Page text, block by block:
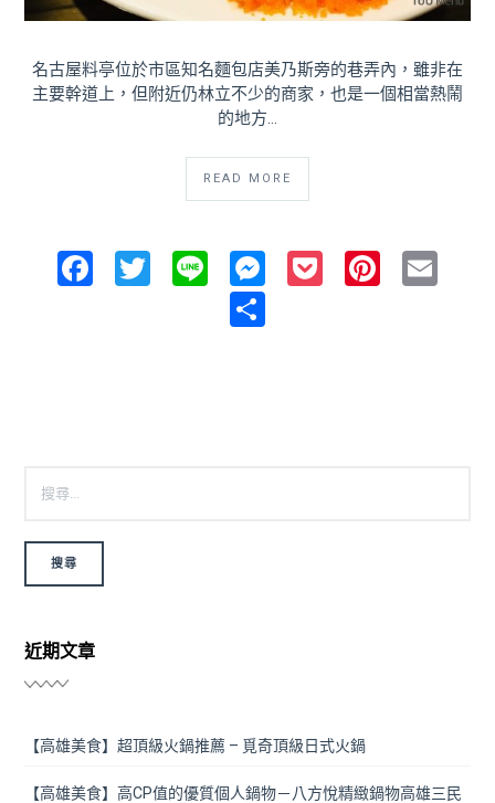
名古屋料亭位於市區知名麵包店美乃斯旁的巷弄內，雖非在
主要幹道上，但附近仍林立不少的商家，也是一個相當熱鬧
的地方…
READ MORE
Facebook
Twitter
Line Messenger
Pocket
近期文章
【高雄美食】超頂級火鍋推薦 – 覓奇頂級日式火鍋
【高雄美食】高CP值的優質個人鍋物－八方悅精緻鍋物高雄三民